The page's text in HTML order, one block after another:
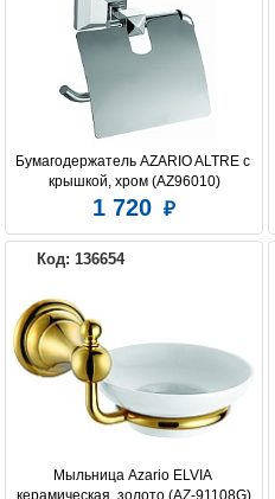
Бумагодержатель AZARIO ALTRE с
крышкой, хром (AZ96010)
1 720
Код: 136654
Мыльница Azario ELVIA